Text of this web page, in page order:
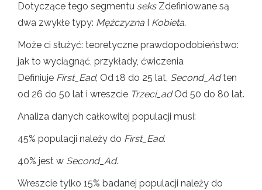
Dotyczące tego segmentu seksZdefiniowane są
dwa zwykłe typy: Mężczyzna Kobieta.
Może ci służyć: teoretyczne prawdopodobieństwo:
jak to wyciągnąć, przykłady, ćwiczenia
Definiuje First_Ead, Od 18 do 25 lat, Second_Adten
od 26 do 50 lat i wreszcie Trzeci_adOd 50 do 80 lat.
Analiza danych całkowitej populacji musi:
45% populacji należy do First_Ead.
40% jest w Second_Ad.
Wreszcie tylko 15% badanej populacji należy do